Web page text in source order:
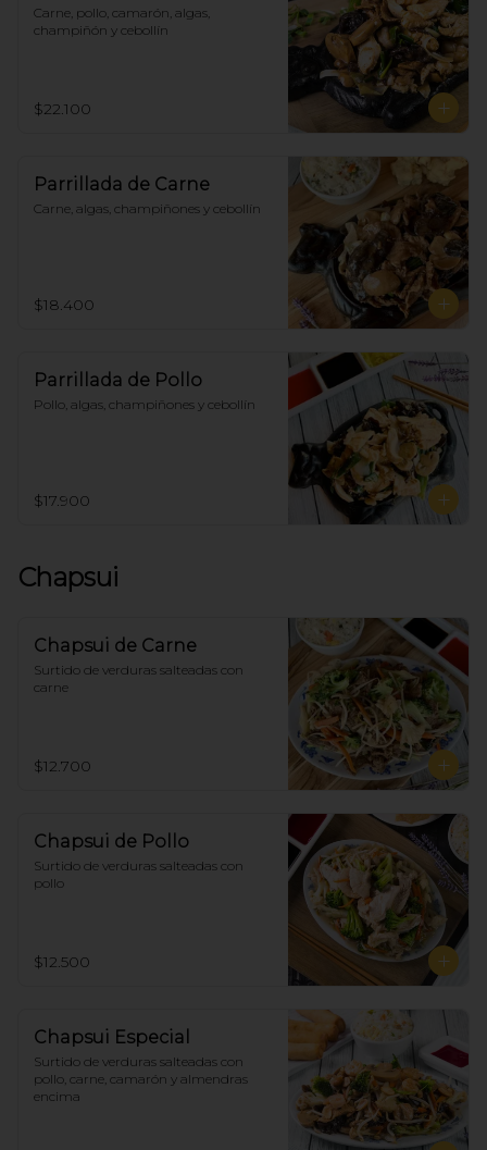
Carne, pollo, camarón, algas,
champiñón y cebollín
$22.100
Parrillada de Carne
Carne, algas, champiñones y cebollín
$18.400
Parrillada de Pollo
Pollo, algas, champiñones y cebollín
$17.900
Chapsui
Chapsui de Carne
Surtido de verduras salteadas con
carne
$12.700
Chapsui de Pollo
Surtido de verduras salteadas con
pollo
$12.500
Chapsui Especial
Surtido de verduras salteadas con
pollo, carne, camarón y almendras
encima